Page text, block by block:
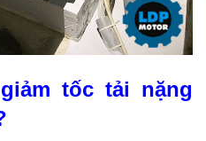
tốc tải nặng